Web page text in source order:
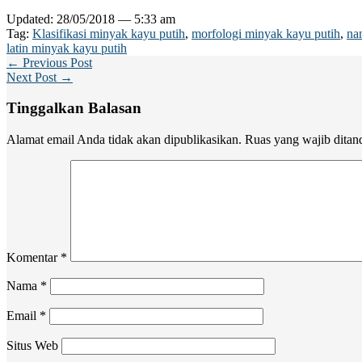
Updated: 28/05/2018 — 5:33 am
Tag: Klasifikasi minyak kayu putih, morfologi minyak kayu putih,
latin minyak kayu putih
← Previous Post
Next Post →
Tinggalkan Balasan
Alamat email Anda tidak akan dipublikasikan. Ruas yang wajib
Komentar *
Nama *
Email *
Situs Web